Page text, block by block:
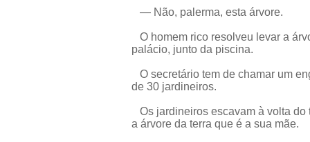
— Não, palerma, esta árvore.
O homem rico resolveu levar a
palácio, junto da piscina.
O secretário tem de chamar um
de 30 jardineiros.
Os jardineiros escavam à volta do
a árvore da terra que é a sua mãe.